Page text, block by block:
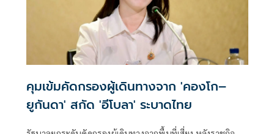
คุมเข้มคัดกรองผู้เดินทางจาก 'คองโก–
ยูกันดา' สกัด 'อีโบลา' ระบาดไทย